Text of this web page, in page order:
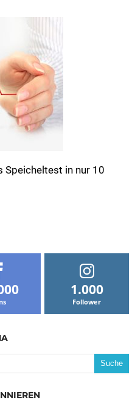
Speicheltest in nur 10
1.000
Follower